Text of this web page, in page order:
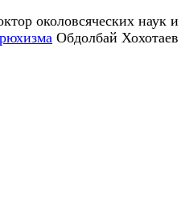
околовсяческих наук и
рюхизма Обдолбай Хохотаев